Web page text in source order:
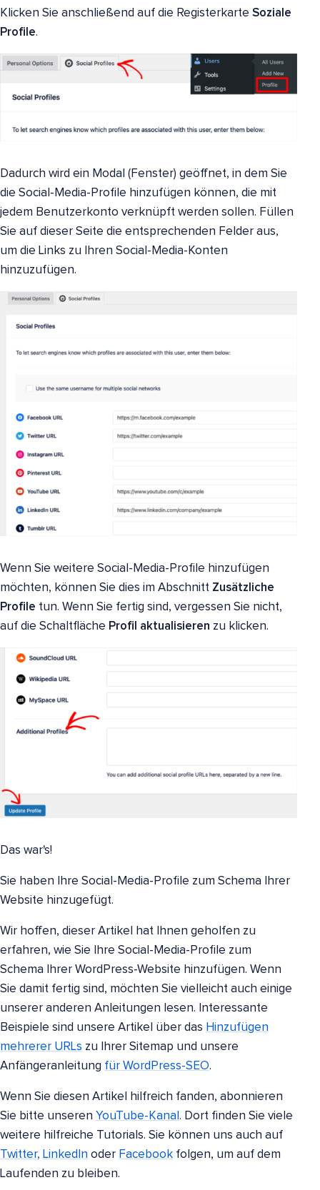
Klicken Sie anschließend auf die Registerkarte Soziale
Profile.
Dadurch wird ein Modal (Fenster) geöffnet, in dem Sie
die Social-Media-Profile hinzufügen können, die mit
jedem Benutzerkonto verknüpft werden sollen. Füllen
Sie auf dieser Seite die entsprechenden Felder aus,
um die Links zu Ihren Social-Media-Konten
hinzuzufügen.
Wenn Sie weitere Social-Media-Profile hinzufügen
möchten, können Sie dies im Abschnitt Zusätzliche
Profile tun. Wenn Sie fertig sind, vergessen Sie nicht,
auf die Schaltfläche Profil aktualisieren zu klicken.
Das war's!
Sie haben Ihre Social-Media-Profile zum Schema Ihrer
Website hinzugefügt.
Wir hoffen, dieser Artikel hat Ihnen geholfen zu
erfahren, wie Sie Ihre Social-Media-Profile zum
Schema Ihrer WordPress-Website hinzufügen. Wenn
Sie damit fertig sind, möchten Sie vielleicht auch einige
unserer anderen Anleitungen lesen. Interessante
Beispiele sind unsere Artikel über das Hinzufügen
mehrerer URLs zu Ihrer Sitemap und unsere
Anfängeranleitung für WordPress-SEO.
Wenn Sie diesen Artikel hilfreich fanden, abonnieren
Sie bitte unseren YouTube-Kanal. Dort finden Sie viele
weitere hilfreiche Tutorials. Sie können uns auch auf
Twitter, LinkedIn oder Facebook folgen, um auf dem
Laufenden zu bleiben.